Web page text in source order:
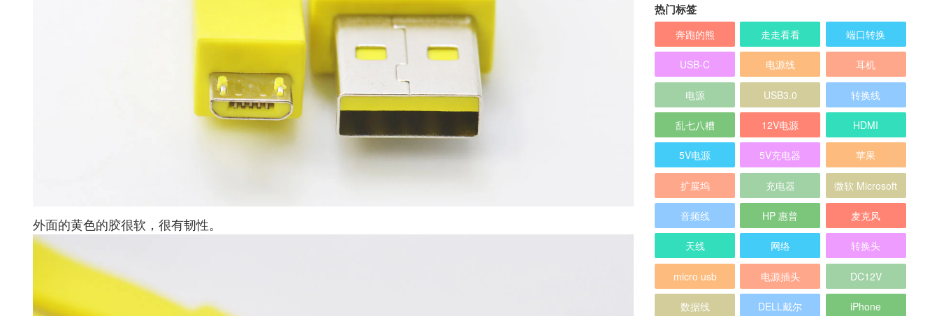
外面的黄色的胶很软，很有韧性。
热门标签
奔跑的熊 走走看看 端口转换
USB-C 电源线 耳机
电源 USB3.0 转换线
乱七八糟 12V电源 HDMI
5V电源 5V充电器 苹果
扩展坞 充电器 微软 Microsoft
音频线 HP 惠普 麦克风
天线 网络 转换头
micro usb 电源插头 DC12V
数据线 DELL戴尔 iPhone